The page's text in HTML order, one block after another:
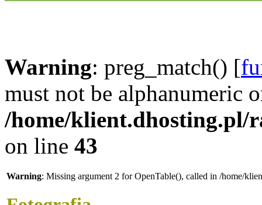
Warning: preg_match() [
must not be alphanumeric
/home/klient.dhosting.pl/
on line 43
Warning: Missing argument 2 for OpenTable(), called in /home/